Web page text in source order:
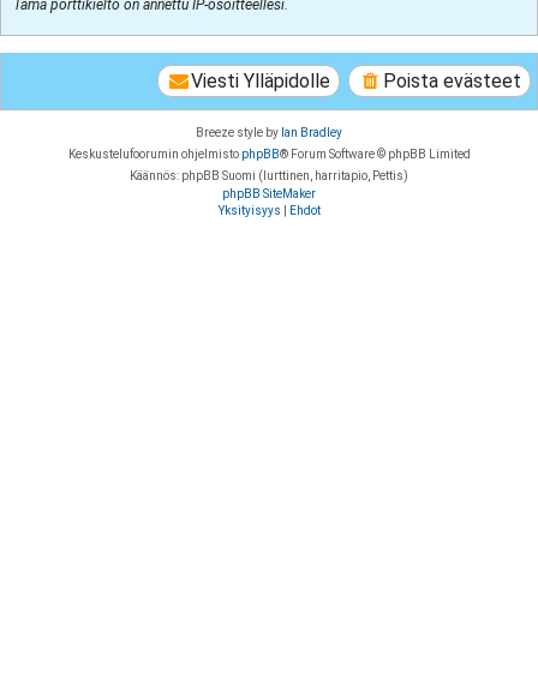
Tämä porttikielto on annettu IP-osoitteellesi.
Poista evästeet
Viesti Ylläpidolle
Breeze style by Ian Bradley
Keskustelufoorumin ohjelmisto phpBB® Forum Software © phpBB Limited
Käännös: phpBB Suomi (lurttinen, harritapio, Pettis)
phpBB SiteMaker
Yksityisyys
Ehdot